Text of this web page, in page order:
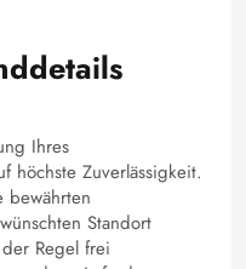
Ihres
höchste Zuverlässigkeit.
bewährten
Standort
Regel frei